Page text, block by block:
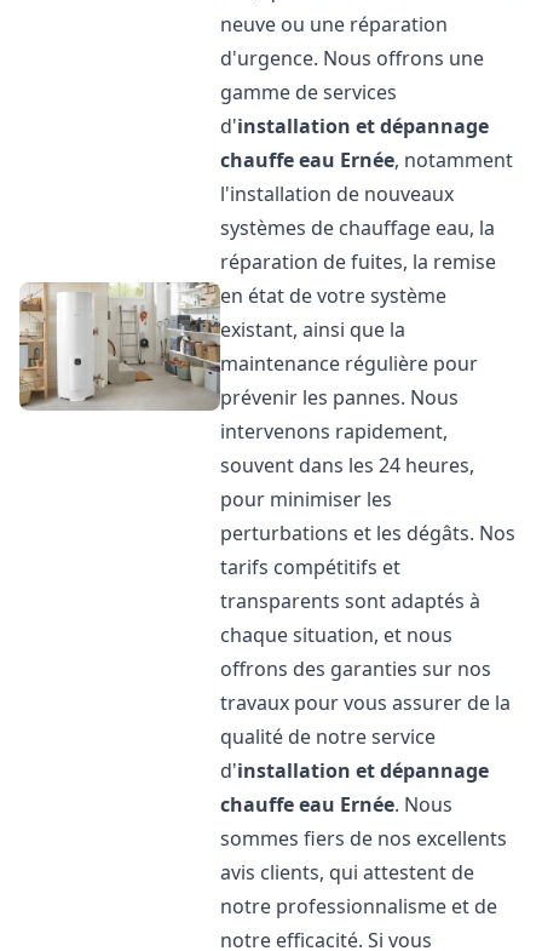
neuve ou une réparation
d'urgence. Nous offrons une
gamme de services
d'installation et dépannage
chauffe eau Ernée, notamment
l'installation de nouveaux
systèmes de chauffage eau, la
réparation de fuites, la remise
en état de votre système
existant, ainsi que la
maintenance régulière pour
prévenir les pannes. Nous
intervenons rapidement,
souvent dans les 24 heures,
pour minimiser les
perturbations et les dégâts. Nos
tarifs compétitifs et
transparents sont adaptés à
chaque situation, et nous
offrons des garanties sur nos
travaux pour vous assurer de la
qualité de notre service
d'installation et dépannage
chauffe eau Ernée. Nous
sommes fiers de nos excellents
avis clients, qui attestent de
notre professionnalisme et de
notre efficacité. Si vous